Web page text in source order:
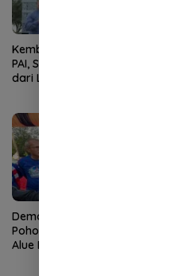
Kembali Nahkodai APDOK
PAI, Silahuddin Tuai Apresiasi
dari LPPM UNISAI Samalanga
Demokrat Aceh Tanam
Pohon di Bantaran Sungai
Alue Naga, Ajak Masyarakat